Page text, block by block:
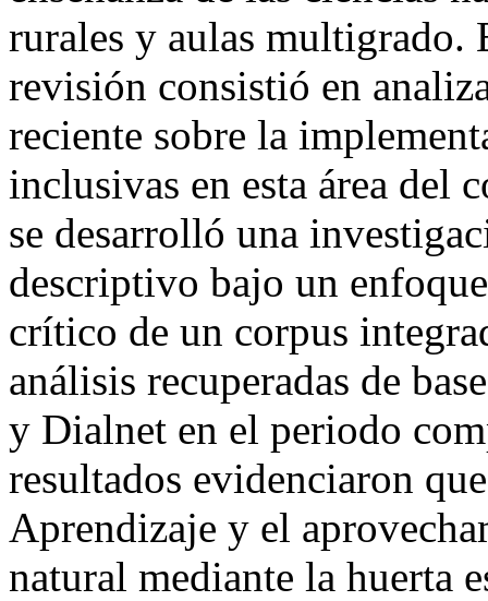
rurales y aulas multigrado.
revisión consistió en
reciente sobre la
inclusivas en esta área del
se desarrolló una
descriptivo bajo un
crítico de un corpus
análisis recuperadas de
y Dialnet en el periodo
resultados evidenciaron
Aprendizaje y el
natural mediante la huerta